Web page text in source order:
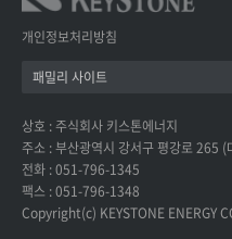
개인정보처리방침
패밀리 사이트
상호 : 주식회사 키스톤에너지
주소 : 부산광역시 강서구 평강로 265
전화 : 051-796-1345
팩스 : 051-796-1348
Copyright(c) KEYSTONE ENERGY